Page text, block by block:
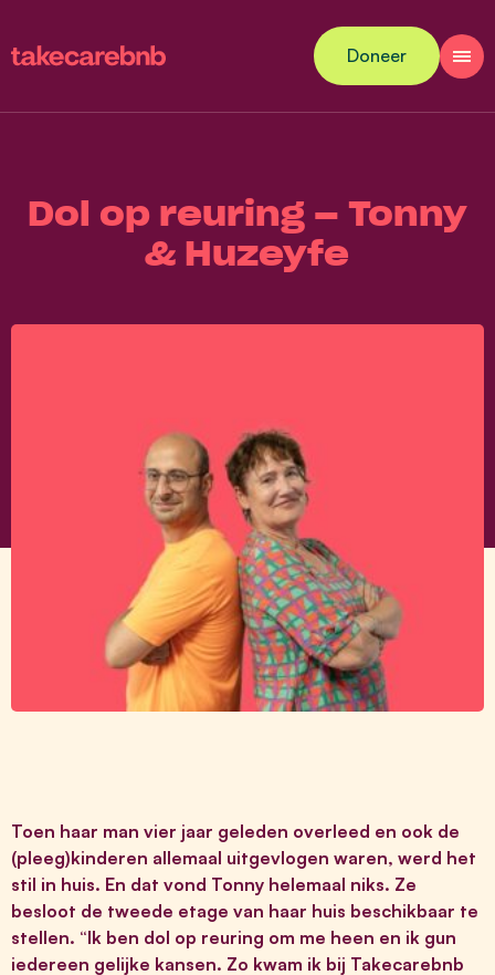
Doneer
Dol op reuring – Tonny
& Huzeyfe
Toen haar man vier jaar geleden overleed en ook de
(pleeg)kinderen allemaal uitgevlogen waren, werd het
stil in huis. En dat vond Tonny helemaal niks. Ze
besloot de tweede etage van haar huis beschikbaar te
stellen. “Ik ben dol op reuring om me heen en ik gun
iedereen gelijke kansen. Zo kwam ik bij Takecarebnb